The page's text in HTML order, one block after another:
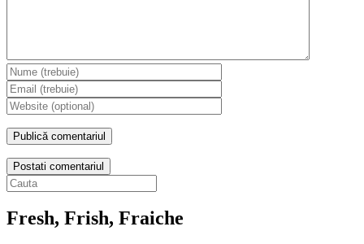
Postati comentariul
Fresh, Frish, Fraiche